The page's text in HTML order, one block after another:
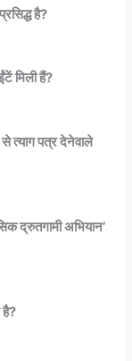
है?
मिली हैं?
त्याग पत्र देनेवाले
द्रुतगामी अभियान’
है?